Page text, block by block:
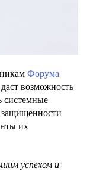
Форума
возможность
системные
их
успехом и